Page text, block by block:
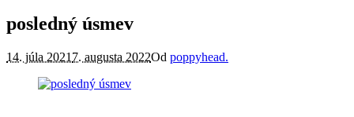
posledný úsmev
14. júla 2021 7. augusta 2022Od poppyhead.